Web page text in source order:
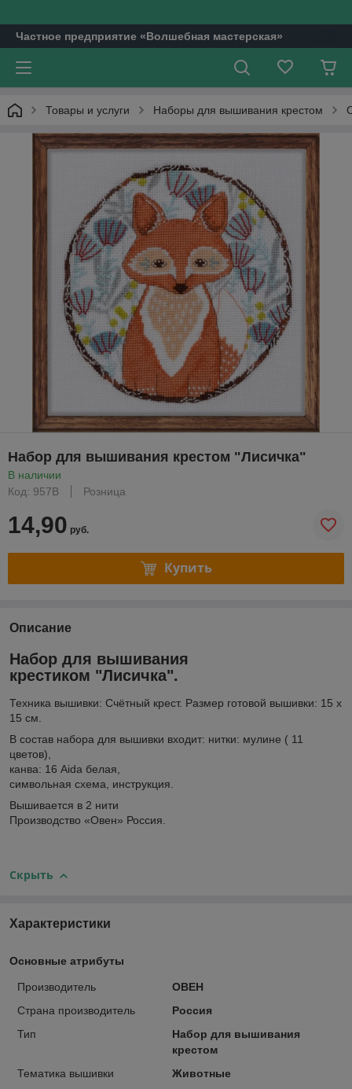
Частное предприятие «Волшебная мастерская»
Товары и услуги Наборы для вышивания крестом
Набор для вышивания крестом "Лисичка"
В наличии
Код: 957В
Розница
14,90 руб.
Купить
Описание
Набор для вышивания
крестиком "Лисичка".
Техника вышивки: Счётный крест. Размер готовой вышивки: 15 х
15 см.
В состав набора для вышивки входит: нитки: мулине ( 11
цветов),
канва: 16 Aida белая,
символьная схема, инструкция.
Вышивается в 2 нити
Производство «Овен» Россия.
Скрыть
Характеристики
Основные атрибуты
Производитель
ОВЕН
Страна производитель
Россия
Тип
Набор для вышивания
крестом
Тематика вышивки
Животные